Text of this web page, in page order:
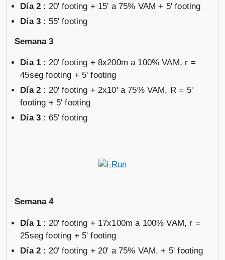
Día 2 : 20' footing + 15' a 75% VAM + 5' footing
Día 3 : 55' footing
Semana 3
Día 1 : 20' footing + 8x200m a 100% VAM, r =
45seg footing + 5' footing
Día 2 : 20' footing + 2x10' a 75% VAM, R = 5'
footing + 5' footing
Día 3 : 65' footing
Semana 4
Día 1 : 20' footing + 17x100m a 100% VAM, r =
25seg footing + 5' footing
Día 2 : 20' footing + 20' a 75% VAM, + 5' footing